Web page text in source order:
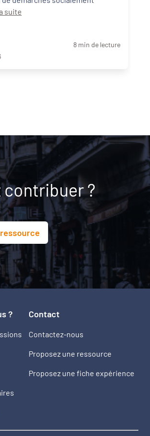
suite
8 min de lecture
contribuer ?
? Contact
Contactez-nous
Proposez une ressource
Proposez une fiche expérience